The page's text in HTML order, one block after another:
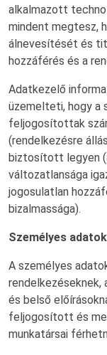
alkalmazott
mindent megtesz,
álnevesítését és
hozzáférés és a
Adatkezelő
üzemelteti, hogy a
feljogosítottak
(rendelkezésre
biztosított legyen
változatlansága
jogosulatlan
bizalmassága).
Személyes
A személyes
rendelkezéseknek,
és belső
feljogosított és
munkatársai